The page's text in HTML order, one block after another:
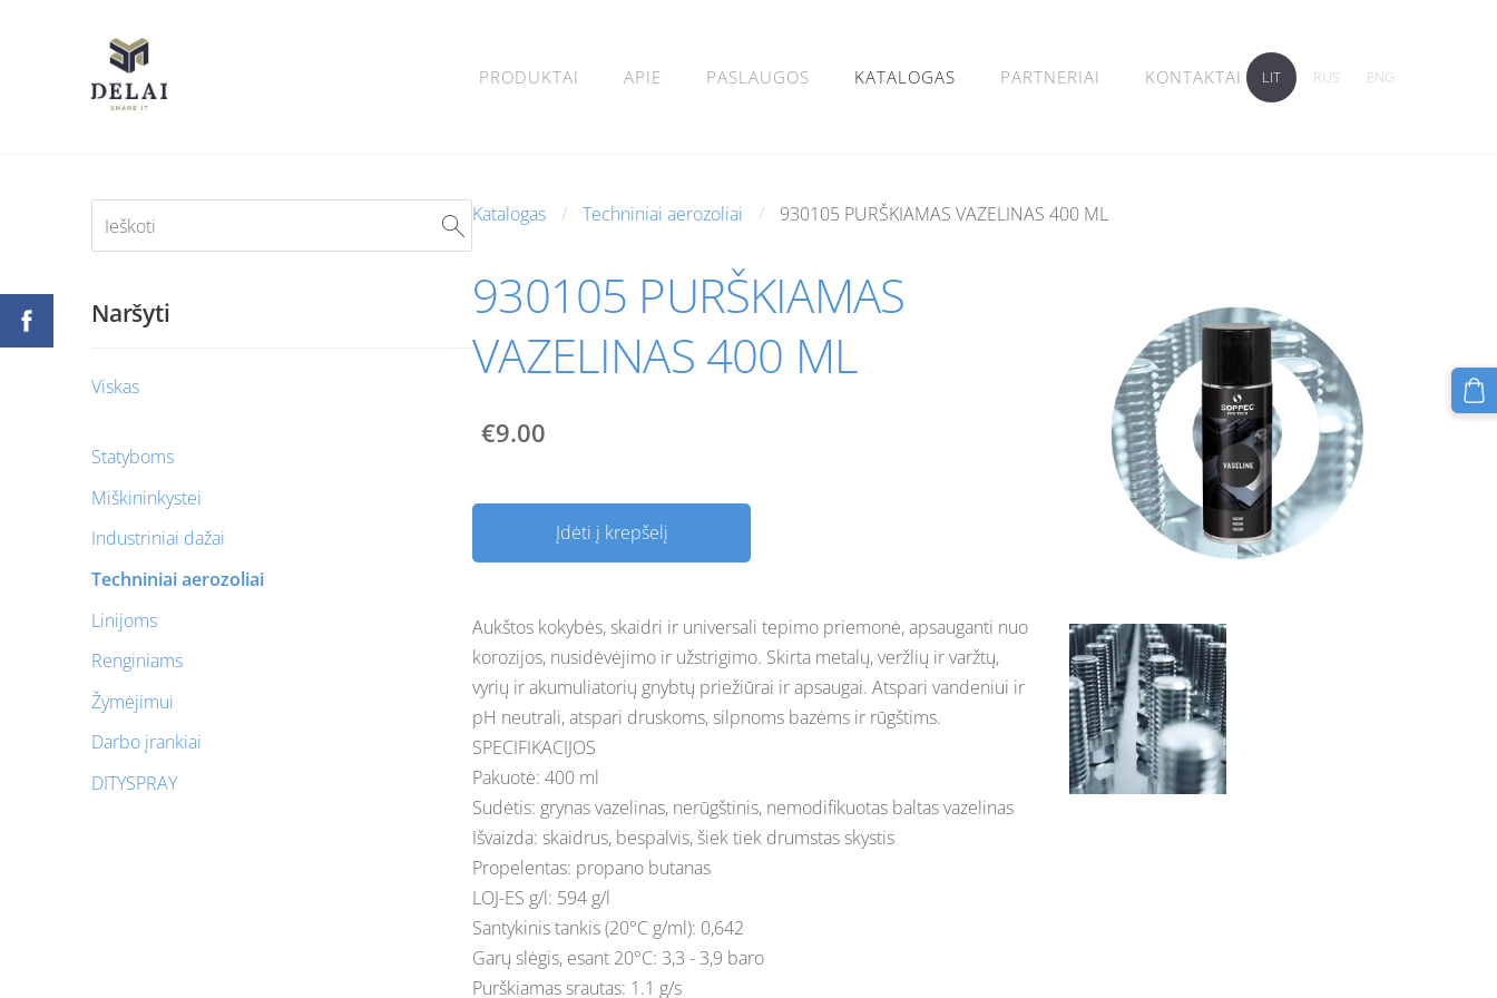
PRODUKTAI APIE PASLAUGOS KATALOGAS PARTNERIAI KONTAKTAI LIT RUS ENG
Naršyti
Viskas
Statyboms
Miškininkystei
Industriniai dažai
Techniniai aerozoliai
Linijoms
Renginiams
Žymėjimui
Darbo įrankiai
DITYSPRAY
Katalogas Techniniai aerozoliai 930105 PURŠKIAMAS VAZELINAS 400 ML
930105 PURŠKIAMAS
VAZELINAS 400 ML
€9.00
Įdėti į krepšelį
Aukštos kokybės, skaidri ir universali tepimo priemonė, apsauganti nuo
korozijos, nusidėvėjimo ir užstrigimo. Skirta metalų, veržlių ir varžtų,
vyrių ir akumuliatorių gnybtų priežiūrai ir apsaugai. Atspari vandeniui ir
pH neutrali, atspari druskoms, silpnoms bazėms ir rūgštims.
SPECIFIKACIJOS
Pakuotė: 400 ml
Sudėtis: grynas vazelinas, nerūgštinis, nemodifikuotas baltas vazelinas
Išvaizda: skaidrus, bespalvis, šiek tiek drumstas skystis
Propelentas: propano butanas
LOJ-ES g/l: 594 g/l
Santykinis tankis (20°C g/ml): 0,642
Garų slėgis, esant 20°C: 3,3 - 3,9 baro
Purškiamas srautas: 1.1 g/s